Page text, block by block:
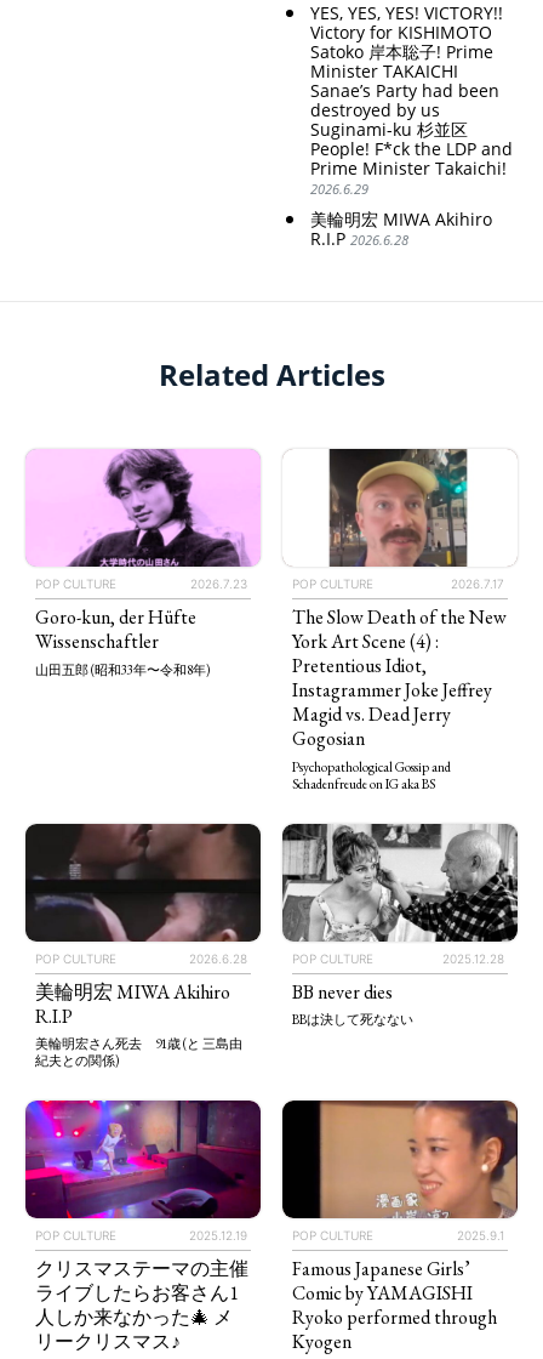
YES, YES, YES! VICTORY!!
Victory for KISHIMOTO
Satoko 岸本聡子! Prime
Minister TAKAICHI
Sanae’s Party had been
destroyed by us
Suginami-ku 杉並区
People! F*ck the LDP and
Prime Minister Takaichi!
2026.6.29
美輪明宏 MIWA Akihiro
R.I.P 2026.6.28
Related Articles
POP CULTURE 2026.7.23
Goro-kun, der Hüfte
Wissenschaftler
山田五郎 (昭和33年〜令和8年)
POP CULTURE 2026.7.17
The Slow Death of the New
York Art Scene (4) :
Pretentious Idiot,
Instagrammer Joke Jeffrey
Magid vs. Dead Jerry
Gogosian
Psychopathological Gossip and
Schadenfreude on IG aka BS
POP CULTURE 2026.6.28
美輪明宏 MIWA Akihiro
R.I.P
美輪明宏さん死去 91歳 (と 三島由
紀夫との関係)
POP CULTURE 2025.12.28
BB never dies
BBは決して死なない
POP CULTURE 2025.12.19
クリスマステーマの主催
ライブしたらお客さん1
人しか来なかった🎄 メ
リークリスマス♪
POP CULTURE 2025.9.1
Famous Japanese Girls’
Comic by YAMAGISHI
Ryoko performed through
Kyogen